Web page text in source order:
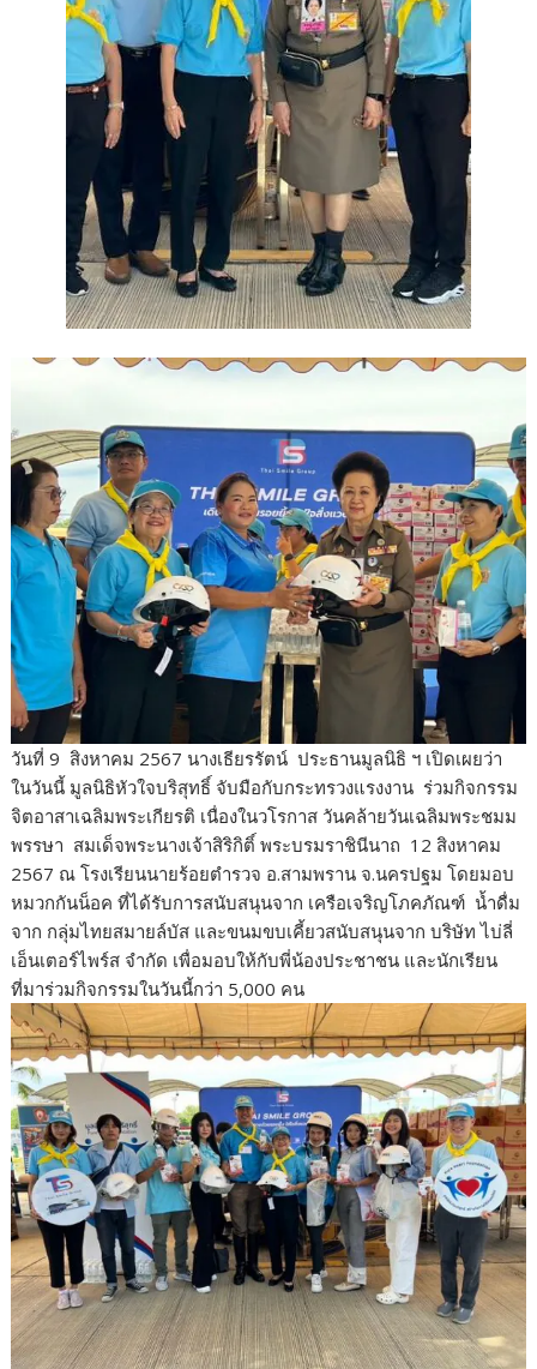
วันที่ 9 สิงหาคม 2567 นางเธียรรัตน์ ประธานมูลนิธิ ฯ เปิดเผยว่า
ในวันนี้ มูลนิธิหัวใจบริสุทธิ์ จับมือกับกระทรวงแรงงาน ร่วมกิจกรรม
จิตอาสาเฉลิมพระเกียรติ เนื่องในวโรกาส วันคล้ายวันเฉลิมพระชมม
พรรษา สมเด็จพระนางเจ้าสิริกิติ์ พระบรมราชินีนาถ 12 สิงหาคม
2567 ณ โรงเรียนนายร้อยตำรวจ อ.สามพราน จ.นครปฐม โดยมอบ
หมวกกันน็อค ที่ได้รับการสนับสนุนจาก เครือเจริญโภคภัณฑ์ น้ำดื่ม
จาก กลุ่มไทยสมายล์บัส และขนมขบเคี้ยวสนับสนุนจาก บริษัท ไบ่ลี่
เอ็นเตอร์ไพร์ส จำกัด เพื่อมอบให้กับพี่น้องประชาชน และนักเรียน
ที่มาร่วมกิจกรรมในวันนี้กว่า 5,000 คน